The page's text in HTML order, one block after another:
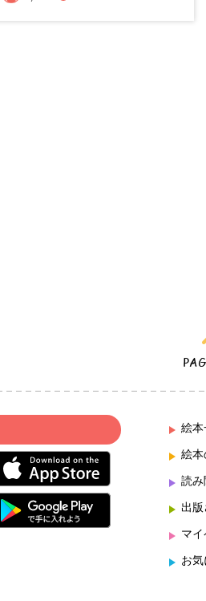
絵本
絵本
読み
出版
マイ
お気